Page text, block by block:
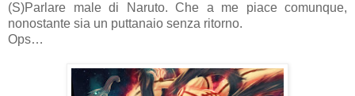
(S)Parlare male di Naruto. Che a me piace comunque,
nonostante sia un puttanaio senza ritorno.
Ops…